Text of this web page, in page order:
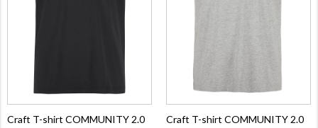
Craft T-shirt COMMUNITY 2.0
Craft T-shirt COMMUNITY 2.0